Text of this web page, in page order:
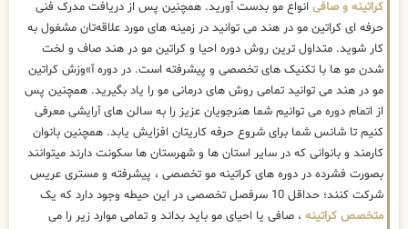
کراتینه و صافی انواع مو بدست آورید. همچنین پس از دریافت مدرک فنی
حرفه ای کراتین مو در هند می توانید در زمینه های مورد علاقه‌تان مشغول به
کار شوید. متداول ترین روش دوره احیا و کراتین مو در هند صاف و لخت
شدن مو ها با تکنیک های تخصصی و پیشرفته است. در دوره آ»وزش کراتین
مو در هند می توانید تمامی روش های درمانی مو را یاد بگیرید. همچنین پس
از اتمام دوره می توانیم شما هنرجویان عزیز را به سالن های آرایشی معرفی
کنیم تا شانس شما برای شروع حرفه کاریتان افزایش یابد. همچنین بانوان
کارمند و بانوانی که در سایر استان ها و شهرستان ها سکونت دارند میتوانند
بصورت فشرده در دوره های کراتینه مو تخصصی ، پیشرفته و مستری عریس
شرکت کنند؛ حداقل 10 سرفصل تخصصی در این حیطه وجود دارد که یک
متخصص کراتینه ، صافی یا احیای مو باید بداند و تمامی موارد زیر را می